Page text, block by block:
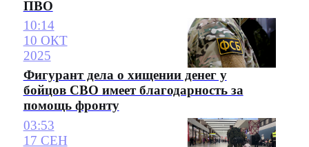
ПВО
10:14
10 ОКТ
2025
Фигурант дела о хищении денег у
бойцов СВО имеет благодарность за
помощь фронту
03:53
17 СЕН